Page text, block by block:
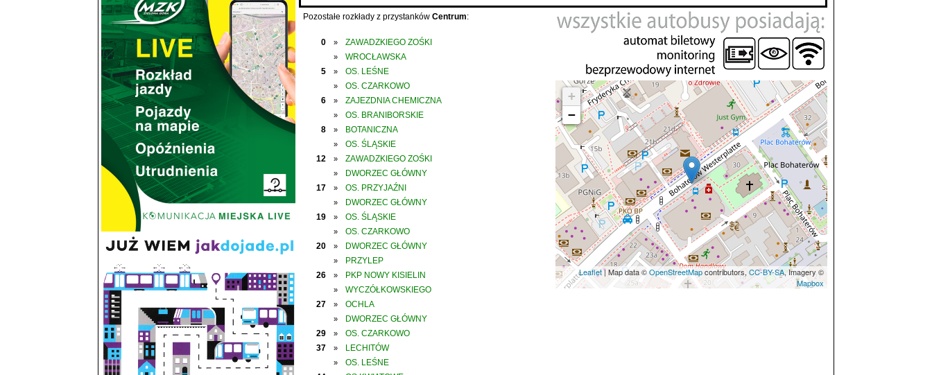
Pozostałe rozkłady z przystanków Centrum:
0 » ZAWADZKIEGO ZOŚKI
»
WROCŁAWSKA
5
» OS. LEŚNE
»
OS. CZARKOWO
6
» ZAJEZDNIA CHEMICZNA
»
OS. BRANIBORSKIE
8
» BOTANICZNA
»
OS. ŚLĄSKIE
12
» ZAWADZKIEGO ZOŚKI
»
DWORZEC GŁÓWNY
17
» OS. PRZYJAŹNI
»
DWORZEC GŁÓWNY
19
» OS. ŚLĄSKIE
»
OS. CZARKOWO
20
» DWORZEC GŁÓWNY
»
PRZYLEP
26
» PKP NOWY KISIELIN
»
WYCZÓŁKOWSKIEGO
27
» OCHLA
»
DWORZEC GŁÓWNY
29
»
OS. CZARKOWO
37
» LECHITÓW
»
OS. LEŚNE
+
−
Leaflet| Map data ©OpenStreetMapcontributors, CC-BY-SA, Imagery ©
Mapbox